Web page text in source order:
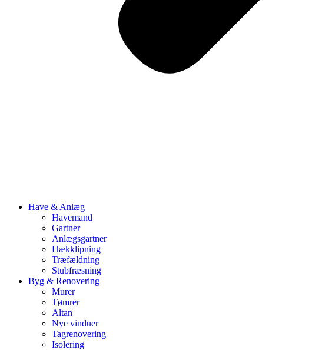
Have & Anlæg
Havemand
Gartner
Anlægsgartner
Hækklipning
Træfældning
Stubfræsning
Byg & Renovering
Murer
Tømrer
Altan
Nye vinduer
Tagrenovering
Isolering